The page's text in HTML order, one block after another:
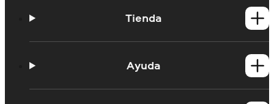
Tienda
Productos para MacAyuda